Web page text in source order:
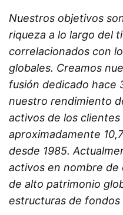
Nuestros objetivos
riqueza a lo largo del
correlacionados con
globales. Creamos
fusión dedicado hace
nuestro rendimiento
activos de los clientes
aproximadamente
desde 1985.
activos en nombre
de alto patrimonio
estructuras de fondos